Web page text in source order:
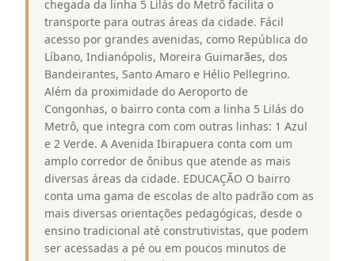
chegada da linha 5 Lilás do Metrô facilita o
transporte para outras áreas da cidade. Fácil
acesso por grandes avenidas, como República do
Líbano, Indianópolis, Moreira Guimarães, dos
Bandeirantes, Santo Amaro e Hélio Pellegrino.
Além da proximidade do Aeroporto de
Congonhas, o bairro conta com a linha 5 Lilás do
Metrô, que integra com com outras linhas: 1 Azul
e 2 Verde. A Avenida Ibirapuera conta com um
amplo corredor de ônibus que atende as mais
diversas áreas da cidade. EDUCAÇÃO O bairro
conta uma gama de escolas de alto padrão com as
mais diversas orientações pedagógicas, desde o
ensino tradicional até construtivistas, que podem
ser acessadas a pé ou em poucos minutos de